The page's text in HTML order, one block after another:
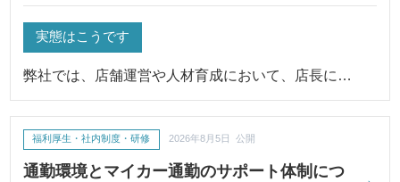
実態はこうです
弊社では、店舗運営や人材育成において、店長に…
通勤環境とマイカー通勤のサポート体制につ
福利厚生・社内制度・研修 2026年8月5日 公開